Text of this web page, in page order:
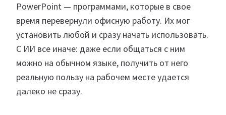
PowerPoint — программами, которые в свое
время перевернули офисную работу. Их мог
установить любой и сразу начать использовать.
С ИИ все иначе: даже если общаться с ним
можно на обычном языке, получить от него
реальную пользу на рабочем месте удается
далеко не сразу.